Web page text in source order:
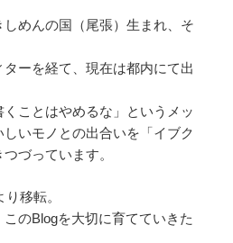
しめんの国（尾張）生まれ、そ
ーを経て、現在は都内にて出
ことはやめるな」というメッ
いモノとの出合いを「イブク
づっています。
移転。
のBlogを大切に育てていきた